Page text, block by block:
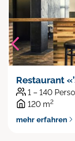
Restaurant
1 – 140
120 m2
mehr erfahren